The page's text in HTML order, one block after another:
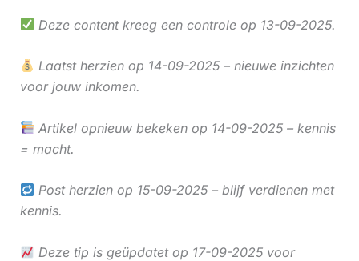
Deze content kreeg een controle op 13-09-2025.
Laatst herzien op 14-09-2025 – nieuwe inzichten
voor jouw inkomen.
Artikel opnieuw bekeken op 14-09-2025 – kennis
= macht.
Post herzien op 15-09-2025 – blijf verdienen met
kennis.
Deze tip is geüpdatet op 17-09-2025 voor